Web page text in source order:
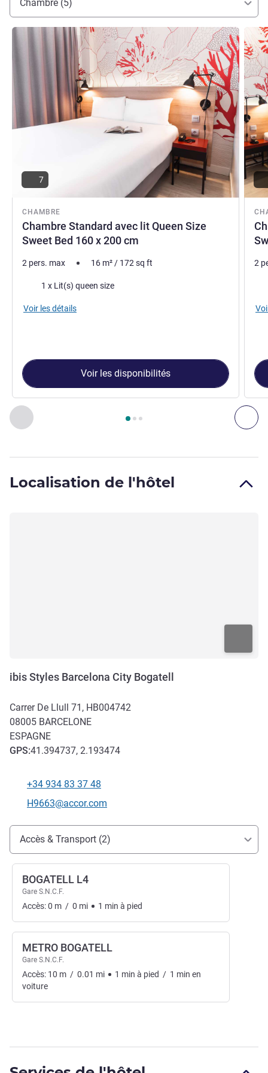
Chambre (5)
Précédent - Chambre
Page , Chambre 1 : Chambre Standard avec lit
CHAMBRE
Chambre Standard avec lit Queen Size
Sweet Bed 160 x 200 cm
Voir les détails
7
2 pers. max 16 m²/ 172sq ft
Literie1 x Lit(s) queen size
Voir les détails
Voir les disponibilités
Voir
2
Localisation de l'hôtel
ibis Styles Barcelona City Bogatell
Carrer De Llull 71, HB004742
08005 BARCELONE
ESPAGNE
GPS:41.394737, 2.193474
Téléphone
+34 934 83 37 48
Email de contact
H9663@accor.com
Accès et transports
Accès & Transport (2)
BOGATELL L4
Gare S.N.C.F.
Accès:0 m / 0 mi 1 min à pied
METRO BOGATELL
Gare S.N.C.F.
Accès: 10 m / 0.01 mi 1 min à pied / 1 min en
voiture